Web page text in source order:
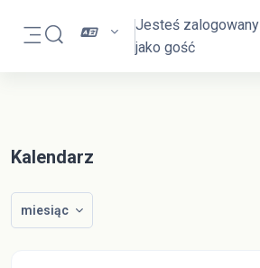
Panel boczny
Przełącznik wyszukiwarki
Jesteś zalogowany
jako gość
Kalendarz
miesiąc